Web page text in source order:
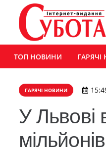
ТОП НОВИНИ
ГАРЯЧІ НОВИНИ
У Львові